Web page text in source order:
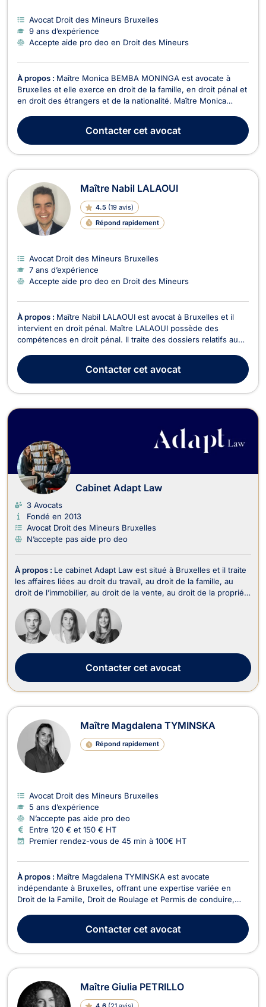
Avocat Droit des Mineurs Bruxelles
9 ans d’expérience
Accepte aide pro deo en Droit des Mineurs
À propos : Maître Monica BEMBA MONINGA est avocate à
Bruxelles et elle exerce en droit de la famille, en droit pénal et
en droit des étrangers et de la nationalité. Maître Monica
cadre des divorces contentieux ou à l'amiable, en matière de
cohabitation légale ou de fait, dans le ...
Contactercet avocat
Maître Nabil LALAOUI
4.5 (19 avis)
Répond rapidement
Avocat Droit des Mineurs Bruxelles
7 ans d’expérience
Accepte aide pro deo en Droit des Mineurs
À propos : Maître Nabil LALAOUI est avocat à Bruxelles et il
intervient en droit pénal. Maître LALAOUI possède des
compétences en droit pénal. Il traite des dossiers relatifs au
procédure devant les différentes juridictions : juge
d’instruction, tribunal de police, Cour d’assis...
Contactercet avocat
Cabinet Adapt Law
3 Avocats
Fondé en 2013
Avocat Droit des Mineurs Bruxelles
N’accepte pas aide pro deo
À propos : Le cabinet Adapt Law est situé à Bruxelles et il traite
les affaires liées au droit du travail, au droit de la famille, au
droit de l’immobilier, au droit de la vente, au droit de la propriété
concurrence, au droit des sociétés, au droit du crédit et de la
consommat...
Contactercet avocat
Maître Magdalena TYMINSKA
Répond rapidement
Avocat Droit des Mineurs Bruxelles
5 ans d’expérience
N’accepte pas aide pro deo
Entre 120 € et 150 € HT
Premier rendez-vous de 45 min à 100€ HT
À propos : Maître Magdalena TYMINSKA est avocate
indépendante à Bruxelles, offrant une expertise variée en
Droit de la Famille, Droit de Roulage et Permis de conduire,
Mineurs, et Droit de l'Immobilier. En Droit de la Famille, Maître
TYMINSKA vous accompagne dans toutes le...
Contactercet avocat
Maître Giulia PETRILLO